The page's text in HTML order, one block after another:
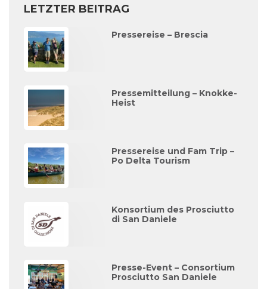
LETZTER BEITRAG
Pressereise – Brescia
Pressemitteilung – Knokke-
Heist
Pressereise und Fam Trip –
Po Delta Tourism
Konsortium des Prosciutto
di San Daniele
Presse-Event – Consortium
Prosciutto San Daniele